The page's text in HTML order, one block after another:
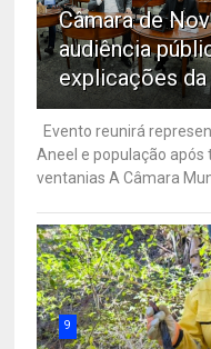
Câmara de
audiência
explicações
Evento reunirá
Aneel e população
ventanias A Câmara
9